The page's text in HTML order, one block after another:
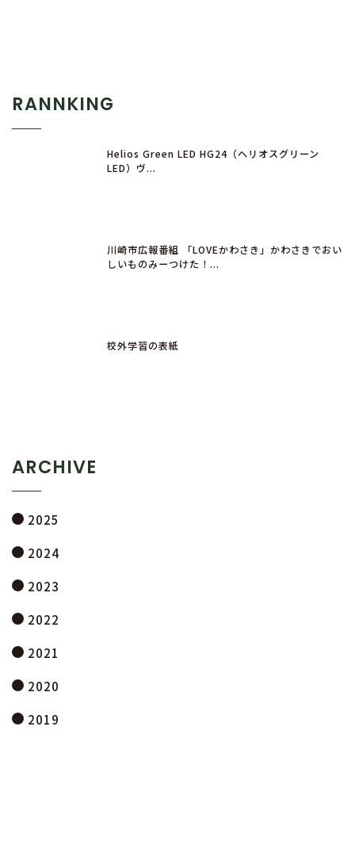
RANNKING
Helios Green LED HG24（ヘリオスグリーン
LED）ヴ...
川崎市広報番組 「LOVEかわさき」かわさきでおい
しいものみーつけた！...
校外学習の表紙
ARCHIVE
2025
2024
2023
2022
2021
2020
2019